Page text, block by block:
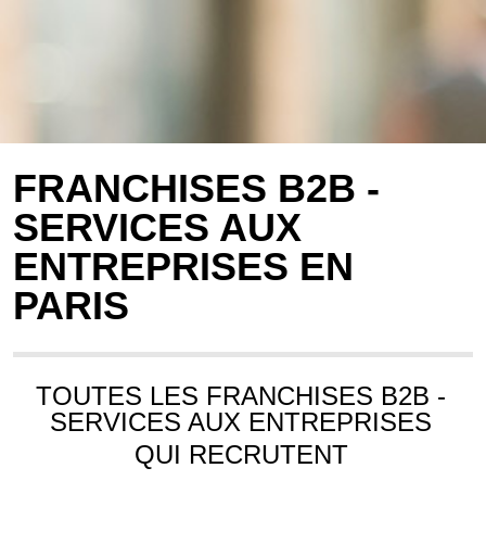
FRANCHISES B2B -
SERVICES AUX
ENTREPRISES EN
PARIS
TOUTES LES FRANCHISES B2B -
SERVICES AUX ENTREPRISES
QUI RECRUTENT